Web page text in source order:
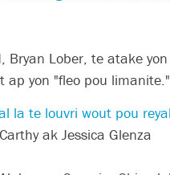
Bryan Lober, te atake
ap yon "fleo pou limanite."
la te louvri wout pou
ak Jessica Glenza